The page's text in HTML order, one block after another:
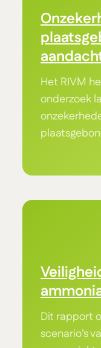
Het RIVM
onderzoek
Dit rapport
scenario’s